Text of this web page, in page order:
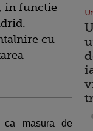
in functie
cu
masura de